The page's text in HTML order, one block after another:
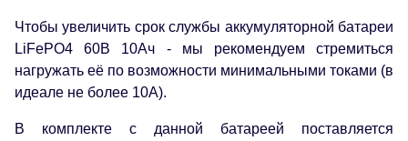
Чтобы увеличить срок службы аккумуляторной батареи
LiFePO4 60В 10Ач - мы рекомендуем стремиться
нагружать её по возможности минимальными токами (в
идеале не более 10А).
В комплекте с данной батареей поставляется